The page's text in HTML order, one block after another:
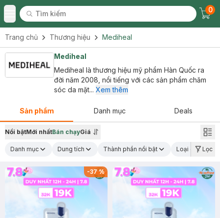
Toggle Menu
Tìm kiếm
Tìm kiếm
0
Trang chủ Thương hiệu Mediheal
Mediheal
Mediheal là thương hiệu mỹ phẩm Hàn Quốc ra
đời năm 2008, nổi tiếng với các sản phẩm chăm
sóc da mặt... Xem thêm
Sản phẩm Danh mục Deals
Nổi bậtMới nhấtBán chạyGiá
Danh mục Dung tích Thành phần nổi bật Loại da Lọc
-37%